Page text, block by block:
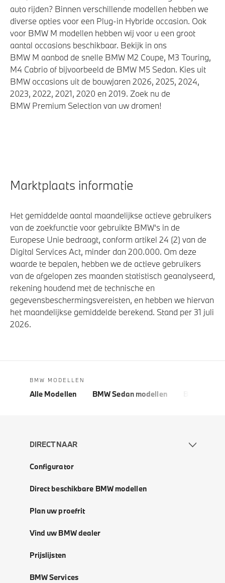
auto rijden? Binnen verschillende modellen hebben we
diverse opties voor een Plug-in Hybride occasion. Ook
voor BMW M modellen hebben wij voor u een groot
aantal occasions beschikbaar. Bekijk in ons
BMW M aanbod de snelle BMW M2 Coupe, M3 Touring,
M4 Cabrio of bijvoorbeeld de BMW M5 Sedan. Kies uit
BMW occasions uit de bouwjaren 2026, 2025, 2024,
2023, 2022, 2021, 2020 en 2019. Zoek nu de
BMW Premium Selection van uw dromen!
Marktplaats informatie
Het gemiddelde aantal maandelijkse actieve gebruikers
van de zoekfunctie voor gebruikte BMW's in de
Europese Unie bedraagt, conform artikel 24 (2) van de
Digital Services Act, minder dan 200.000. Om deze
waarde te bepalen, hebben we de actieve gebruikers
van de afgelopen zes maanden statistisch geanalyseerd,
rekening houdend met de technische en
gegevensbeschermingsvereisten, en hebben we hiervan
het maandelijkse gemiddelde berekend. Stand per 31 juli
2026.
BMW MODELLEN
Alle Modellen BMW Sedan modellen
DIRECT NAAR
Configurator
Direct beschikbare BMW modellen
Plan uw proefrit
Vind uw BMW dealer
Prijslijsten
BMW Services